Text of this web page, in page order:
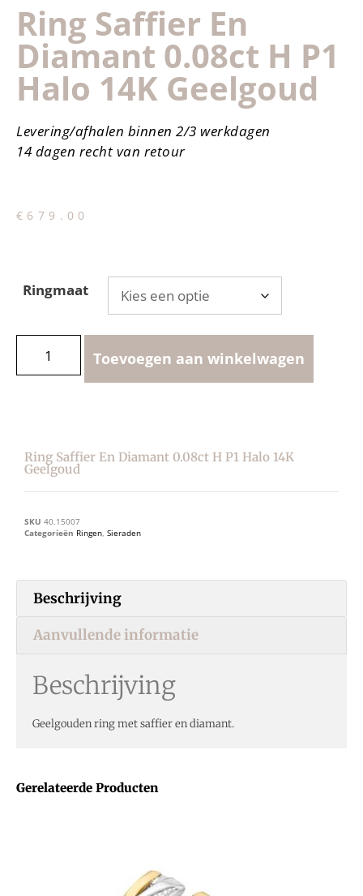
Ring Saffier En
Diamant 0.08ct H P1
Halo 14K Geelgoud
Levering/afhalen binnen 2/3 werkdagen
14 dagen recht van retour
€ 679.00
Ringmaat
Toevoegen aan winkelwagen
Gerelateerde Producten
Ring Saffier En Diamant 0.08ct H P1 Halo 14K
Geelgoud
SKU 40.15007
Categorieën Ringen, Sieraden
Beschrijving
Aanvullende informatie
Beschrijving
Geelgouden ring met saffier en diamant.